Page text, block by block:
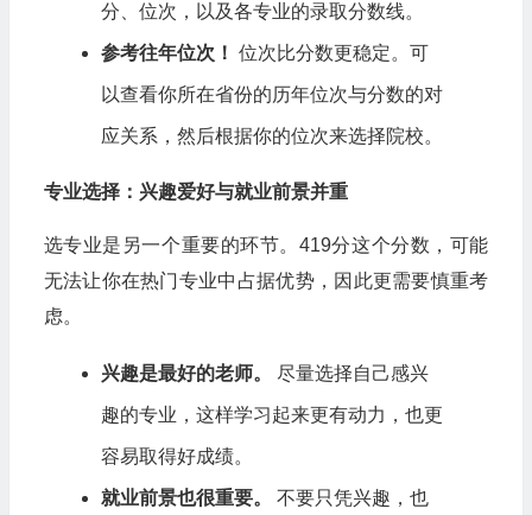
分、位次，以及各专业的录取分数线。
参考往年位次！ 位次比分数更稳定。可
以查看你所在省份的历年位次与分数的对
应关系，然后根据你的位次来选择院校。
专业选择：兴趣爱好与就业前景并重
选专业是另一个重要的环节。419分这个分数，可能
无法让你在热门专业中占据优势，因此更需要慎重考
虑。
兴趣是最好的老师。 尽量选择自己感兴
趣的专业，这样学习起来更有动力，也更
容易取得好成绩。
就业前景也很重要。 不要只凭兴趣，也